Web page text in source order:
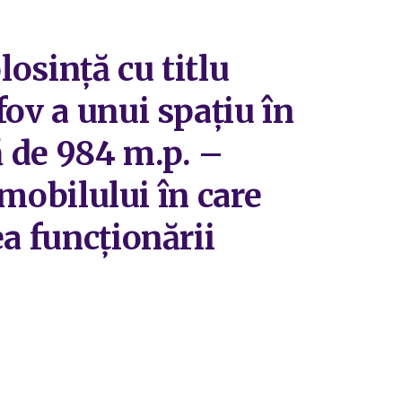
cu titlu
a unui spațiu în
984 m.p. –
în care
funcționării